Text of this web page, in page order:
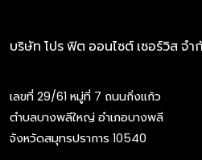
บริษัท โปร ฟิต ออนไซต์ เซอร์วิส จำ
เลขที่ 29/61 หมู่ที่ 7 ถนนกิ่งแก้ว
ตำบลบางพลีใหญ่ อำเภอบางพลี
จังหวัดสมุทรปราการ 10540